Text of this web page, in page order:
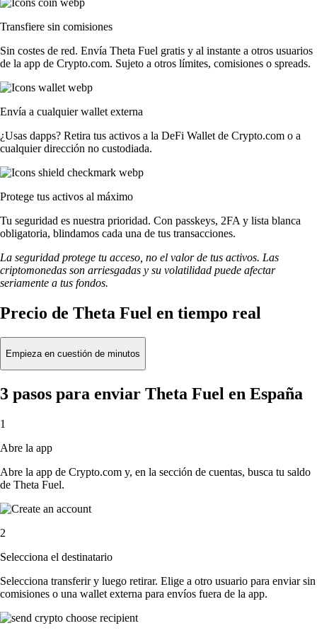
Transfiere sin comisiones
Sin costes de red. Envía Theta Fuel gratis y al instante a otros usuarios
de la app de Crypto.com. Sujeto a otros límites, comisiones o spreads.
Envía a cualquier wallet externa
¿Usas dapps? Retira tus activos a la DeFi Wallet de Crypto.com o a
cualquier dirección no custodiada.
Protege tus activos al máximo
Tu seguridad es nuestra prioridad. Con passkeys, 2FA y lista blanca
obligatoria, blindamos cada una de tus transacciones.
La seguridad protege tu acceso, no el valor de tus activos. Las
criptomonedas son arriesgadas y su volatilidad puede afectar
seriamente a tus fondos.
Precio de Theta Fuel en tiempo real
Empieza en cuestión de minutos
3 pasos para enviar Theta Fuel en España
1
Abre la app
Abre la app de Crypto.com y, en la sección de cuentas, busca tu saldo
de Theta Fuel.
2
Selecciona el destinatario
Selecciona transferir y luego retirar. Elige a otro usuario para enviar sin
comisiones o una wallet externa para envíos fuera de la app.